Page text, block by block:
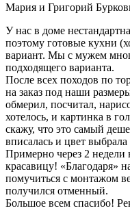
Мария и Григорий
У нас в доме
поэтому готовые кухни
вариант. Мы с мужем
подходящего варианта.
После всех походов по
на заказ под наши
обмерил, посчитал,
хотелось, и картинка в
скажу, что это самый
вписалась и цвет
Примерно через 2
красавицу! «Благодаря»
помучиться с монтажом
получился отменный.
Большое всем спасибо!